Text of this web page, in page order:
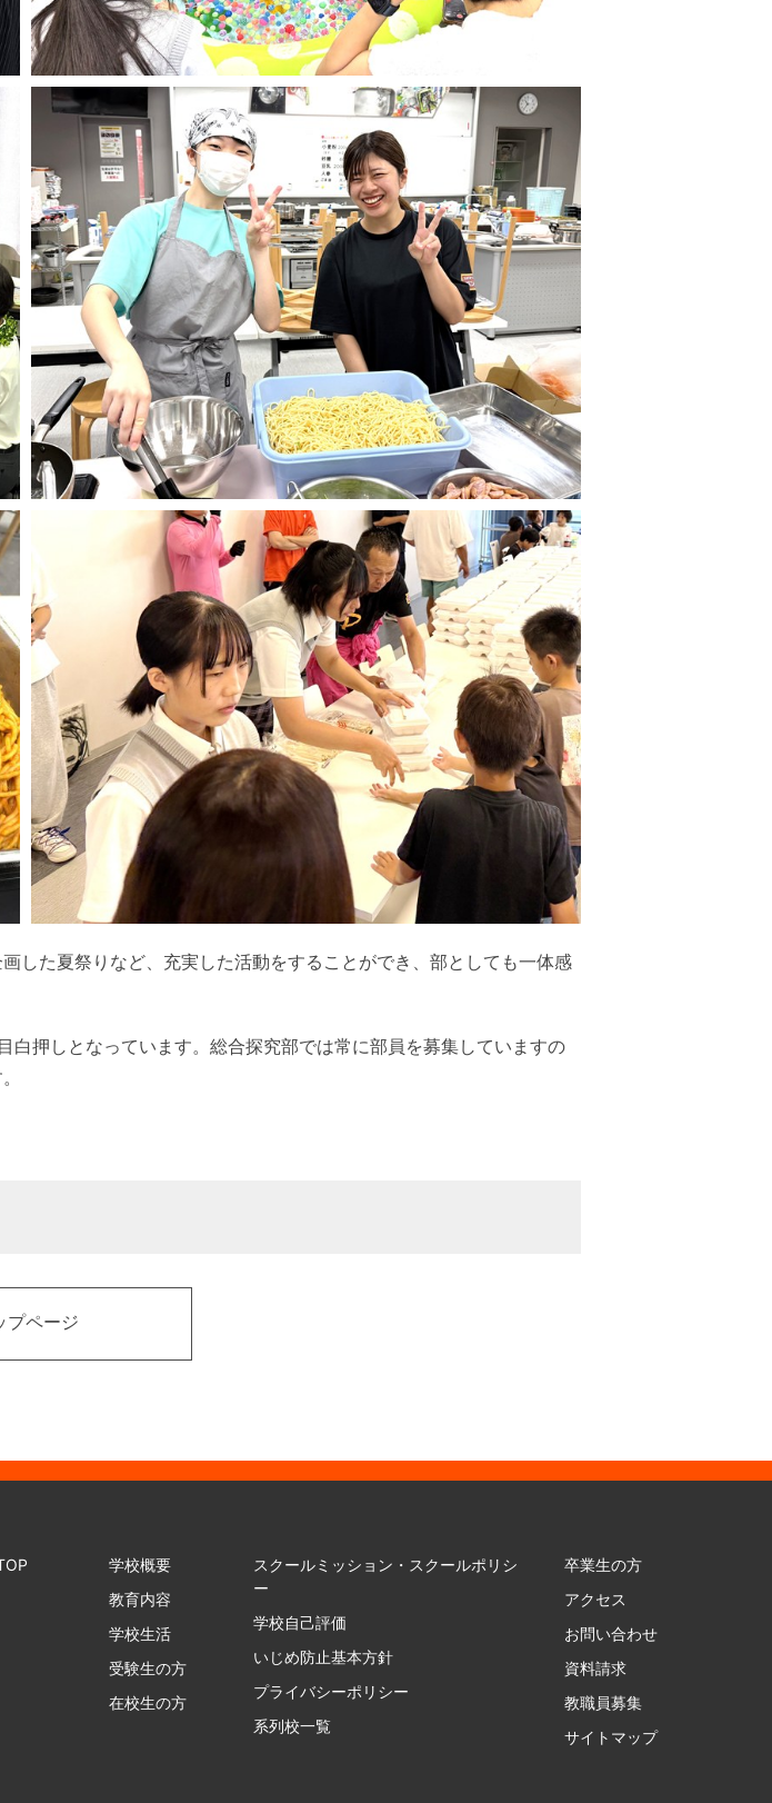
した夏祭りなど、充実した活動をすることができ、部としても一体感
押しとなっています。総合探究部では常に部員を募集していますの
プページ
学校概要
教育内容
学校生活
受験生の方
在校生の方
スクールミッション・スクールポリシ
ー
学校自己評価
いじめ防止基本方針
プライバシーポリシー
系列校一覧
卒業生の方
アクセス
お問い合わせ
資料請求
教職員募集
サイトマップ